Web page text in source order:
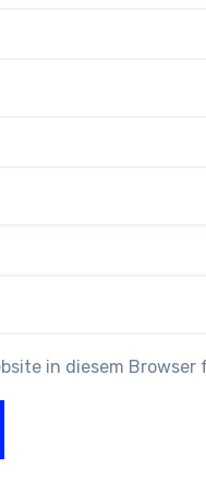
in diesem